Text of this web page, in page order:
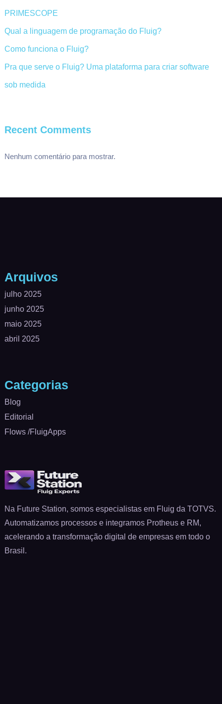
PRIMESCOPE
Qual a linguagem de programação do Fluig?
Como funciona o Fluig?
Pra que serve o Fluig? Uma plataforma para criar software
sob medida
Recent Comments
Nenhum comentário para mostrar.
Arquivos
julho 2025
junho 2025
maio 2025
abril 2025
Categorias
Blog
Editorial
Flows /FluigApps
Na Future Station, somos especialistas em Fluig da TOTVS.
Automatizamos processos e integramos Protheus e RM,
acelerando a transformação digital de empresas em todo o
Brasil.